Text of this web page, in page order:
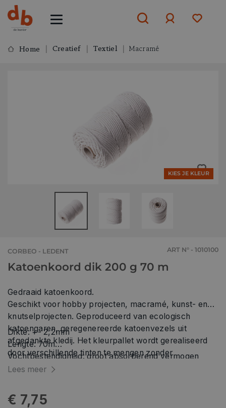
Home Creatief Textiel Macramé
KIES JE KLEUR
CORBEO - LEDENT ART N° - 1010100
Katoenkoord dik 200 g 70 m
Gedraaid katoenkoord.
Geschikt voor hobby projecten, macramé, kunst- en
knutselprojecten. Geproduceerd van ecologisch
katoengaren, geregenereerde katoenvezels uit
afgedankte kledij. Het kleurpallet wordt gerealiseerd
door verschillende tinten te mengen zonder
toevoegingen van verfstoffen. Als gevolg van dit
Dikte: +- 2,2mm
Lengte: 70m
Vochtbestendigheid: groot absorberend vermogen
UV-bestendig: verkleurt en verzwakt niet door
Lees meer
€ 7,75